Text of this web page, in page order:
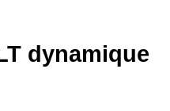
dynamique